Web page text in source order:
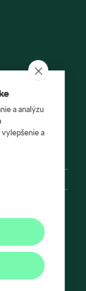
a analýzu
a